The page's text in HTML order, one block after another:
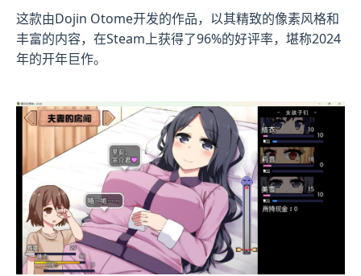
这款由Dojin Otome开发的作品，以其精致的像素风格和
丰富的内容，在Steam上获得了​​96%的好评率​​，堪称2024
年的开年巨作。